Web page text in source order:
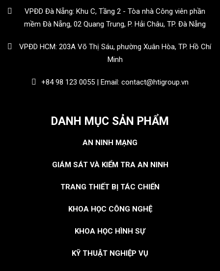
VPĐD Đà Nẵng: Khu C, Tầng 2 - Tòa nhà Công viên phần
mềm Đà Nẵng, 02 Quang Trung, P. Hải Châu, TP. Đà Nẵng
VPĐD HCM: 203A Võ Thị Sáu, phường Xuân Hòa, TP. Hồ Chí
Minh
+84 98 123 0055 | Email: contact@htigroup.vn
DANH MỤC SẢN PHẨM
AN NINH MẠNG
GIÁM SÁT VÀ KIỂM TRA AN NINH
TRANG THIẾT BỊ TÁC CHIẾN
KHOA HỌC CÔNG NGHỆ
KHOA HỌC HÌNH SỰ
KỸ THUẬT NGHIỆP VỤ